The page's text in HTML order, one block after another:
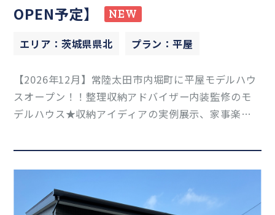
OPEN予定】
NEW
エリア：茨城県県北 プラン：平屋
【2026年12月】常陸太田市内堀町に平屋モデルハウ
スオープン！！整理収納アドバイザー内装監修のモ
デルハウス★収納アイディアの実例展示、家事楽・
す！！『収納計画』のコツをつかめば誰でも収納上